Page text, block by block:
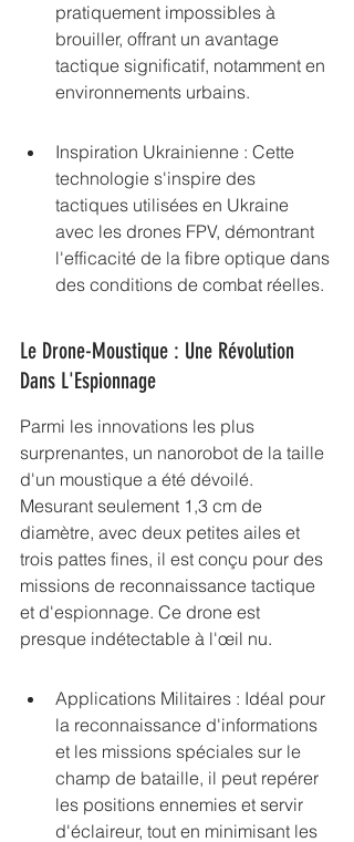
pratiquement impossibles à
brouiller, offrant un avantage
tactique significatif, notamment en
environnements urbains.
Inspiration Ukrainienne : Cette
technologie s'inspire des
tactiques utilisées en Ukraine
avec les drones FPV, démontrant
l'efficacité de la fibre optique dans
des conditions de combat réelles.
Le Drone-Moustique : Une Révolution
Dans L'Espionnage
Parmi les innovations les plus
surprenantes, un nanorobot de la taille
d'un moustique a été dévoilé.
Mesurant seulement 1,3 cm de
diamètre, avec deux petites ailes et
trois pattes fines, il est conçu pour des
missions de reconnaissance tactique
et d'espionnage. Ce drone est
presque indétectable à l'œil nu.
Applications Militaires : Idéal pour
la reconnaissance d'informations
et les missions spéciales sur le
champ de bataille, il peut repérer
les positions ennemies et servir
d'éclaireur, tout en minimisant les